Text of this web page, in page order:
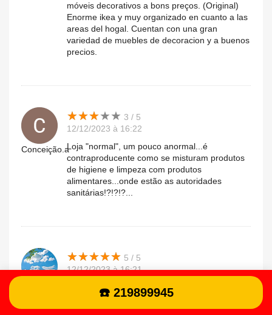
móveis decorativos a bons preços. (Original)
Enorme ikea y muy organizado en cuanto a las
areas del hogal. Cuentan con una gran
variedad de muebles de decoracion y a buenos
precios.
Conceição.a
★★★★★
★★★★★ 3 / 5
12/12/2023 à 16:22
Loja "normal", um pouco anormal...é
contraproducente como se misturam produtos
de higiene e limpeza com produtos
alimentares...onde estão as autoridades
sanitárias!?!?!?...
★★★★★
★★★★★ 5 / 5
12/12/2023 à 16:21
Um grande centro comercial com Ikea e outras
lojas, bem como uma fábrica de catering
(Original) Un gran centro comercial con Ikea y
☎️ 219899945